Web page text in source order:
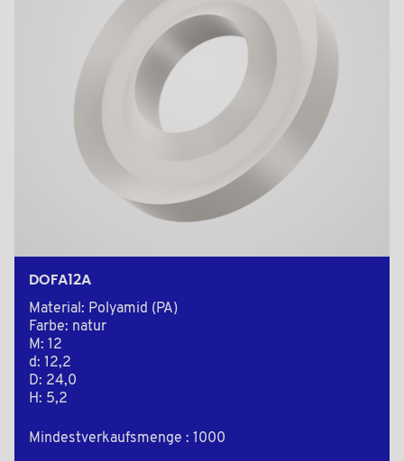
DOFA12A
Material: Polyamid (PA)
Farbe: natur
M: 12
d: 12,2
D: 24,0
H: 5,2
Mindestverkaufsmenge : 1000